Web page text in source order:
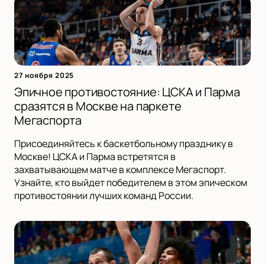
27 ноября 2025
Эпичное противостояние: ЦСКА и Парма
сразятся в Москве на паркете
Мегаспорта
Присоединяйтесь к баскетбольному празднику в
Москве! ЦСКА и Парма встретятся в
захватывающем матче в комплексе Мегаспорт.
Узнайте, кто выйдет победителем в этом эпическом
противостоянии лучших команд России.